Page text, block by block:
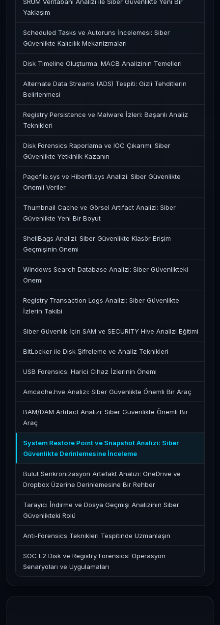
Yaklaşım
Scheduled Tasks ve Autoruns İncelemesi: Siber
Güvenlikte Kalıcılık Mekanizmaları
Disk Timeline Oluşturma: MACB Analizinin Temelleri
Alternate Data Streams (ADS) Tespiti: Gizli Tehditlerin
Belirlenmesi
Registry Persistence ve Malware İzleri: Başarılı Analiz
Teknikleri
Disk Forensics Raporlama ve IOC Çıkarımı: Siber
Güvenlikte Yetkinlik Kazanın
Pagefile.sys ve Hiberfil.sys Analizi: Siber Güvenlikte
Önemli Veriler
Thumbnail Cache ve Görsel Artifact Analizi: Siber
Güvenlikte Yeni Bir Boyut
ShellBags Analizi: Siber Güvenlikte Klasör Erişim
Geçmişinin Önemi
Windows Search Database Analizi: Siber Güvenlikteki
Önemi
Registry Transaction Logs Analizi: Siber Güvenlikte
İzlerin Takibi
Siber Güvenlik İçin SAM ve SECURITY Hive Analizi Eğitimi
BitLocker ile Disk Şifreleme ve Analiz Teknikleri
USB Forensics: Harici Cihaz İzlerinin Önemi
Amcache.hve Analizi: Siber Güvenlikte Önemli Bir Araç
BAM/DAM Artifact Analizi: Siber Güvenlikte Önemli Bir
Araç
System Restore Point ve Snapshot Analizi: Siber
Güvenlikte Derinlemesine İnceleme
Bulut Senkronizasyon Artefakt Analizi: OneDrive ve
Dropbox Üzerine Derinlemesine Bir Rehber
Tarayıcı İndirme ve Dosya Geçmişi Analizinin Siber
Güvenlikteki Rolü
Anti-Forensics Teknikleri Tespitinde Uzmanlaşın
SOC L2 Disk ve Registry Forensics: Operasyon
Senaryoları ve Uygulamaları